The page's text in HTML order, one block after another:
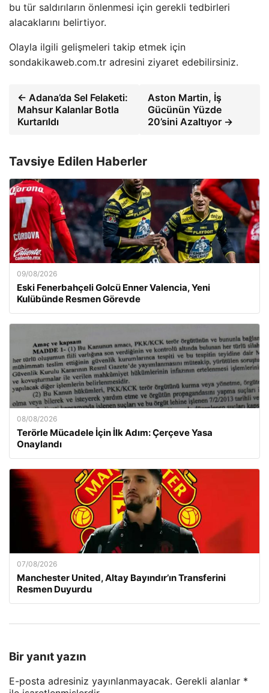
bu tür saldırıların önlenmesi için gerekli tedbirleri
alacaklarını belirtiyor.
Olayla ilgili gelişmeleri takip etmek için
sondakikaweb.com.tr adresini ziyaret edebilirsiniz.
← Adana’da Sel Felaketi:
Mahsur Kalanlar Botla
Kurtarıldı
Aston Martin, İş
Gücünün Yüzde
20’sini Azaltıyor →
Tavsiye Edilen Haberler
09/08/2026
Eski Fenerbahçeli Golcü Enner Valencia, Yeni
Kulübünde Resmen Görevde
08/08/2026
Terörle Mücadele İçin İlk Adım: Çerçeve Yasa
Onaylandı
07/08/2026
Manchester United, Altay Bayındır’ın Transferini
Resmen Duyurdu
Bir yanıt yazın
E-posta adresiniz yayınlanmayacak. Gerekli alanlar *